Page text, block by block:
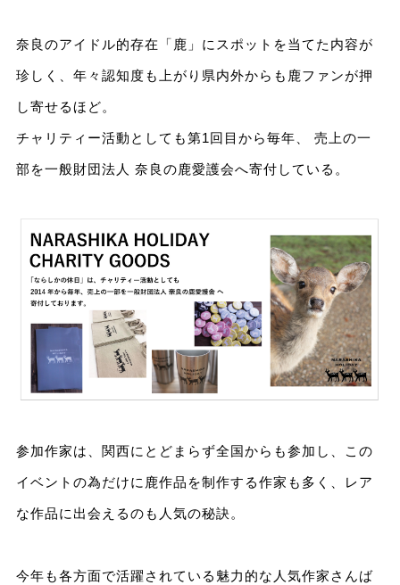
奈良のアイドル的存在「鹿」にスポットを当てた内容が
珍しく、年々認知度も上がり県内外からも鹿ファンが押
し寄せるほど。
チャリティー活動としても第1回目から毎年、 売上の一
部を一般財団法人 奈良の鹿愛護会へ寄付している。
参加作家は、関西にとどまらず全国からも参加し、この
イベントの為だけに鹿作品を制作する作家も多く、レア
な作品に出会えるのも人気の秘訣。
今年も各方面で活躍されている魅力的な人気作家さんば